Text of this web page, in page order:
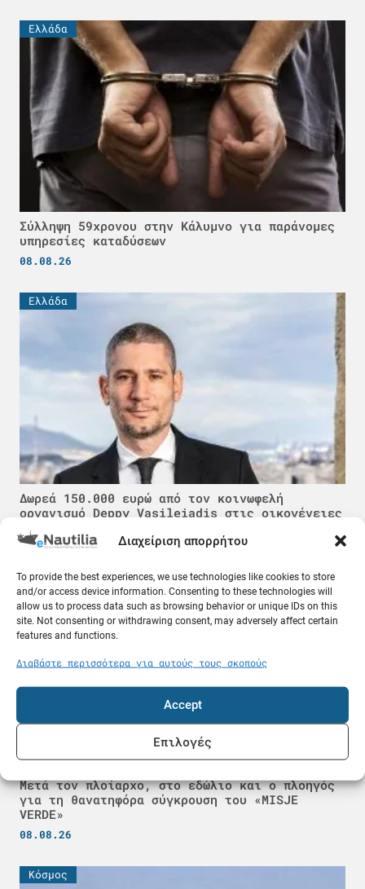
Διαχείριση απορρήτου
To provide the best experiences, we use technologies like cookies to store
and/or access device information. Consenting to these technologies will
allow us to process data such as browsing behavior or unique IDs on this
site. Not consenting or withdrawing consent, may adversely affect certain
features and functions.
Διαβάστε περισσότερα για αυτούς τους σκοπούς
Accept
Επιλογές
Ελλάδα
Σύλληψη 59χρονου στην Κάλυμνο για παράνομες
υπηρεσίες καταδύσεων
08.08.26
Ελλάδα
Δωρεά 150.000 ευρώ από τον κοινωφελή
οργανισμό Deppy Vasileiadis στις οικογένειες
των τριών πεσόντων πυροσβεστών
08.08.26
Ποντοπόρος
Μετά τον πλοίαρχο, στο εδώλιο και ο πλοηγός
για τη θανατηφόρα σύγκρουση του «MISJE
VERDE»
08.08.26
Κόσμος